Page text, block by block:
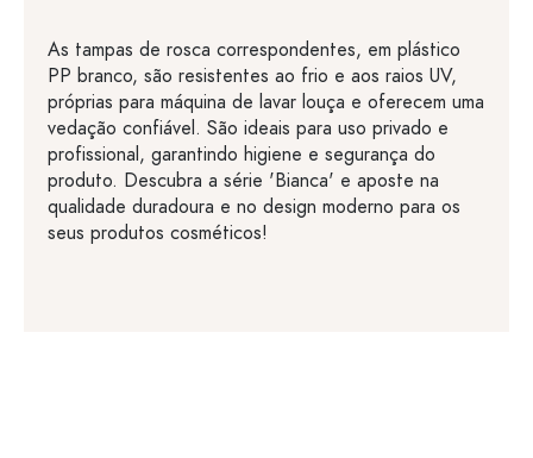
As tampas de rosca correspondentes, em plástico
PP branco, são resistentes ao frio e aos raios UV,
próprias para máquina de lavar louça e oferecem uma
vedação confiável. São ideais para uso privado e
profissional, garantindo higiene e segurança do
produto. Descubra a série 'Bianca' e aposte na
qualidade duradoura e no design moderno para os
seus produtos cosméticos!